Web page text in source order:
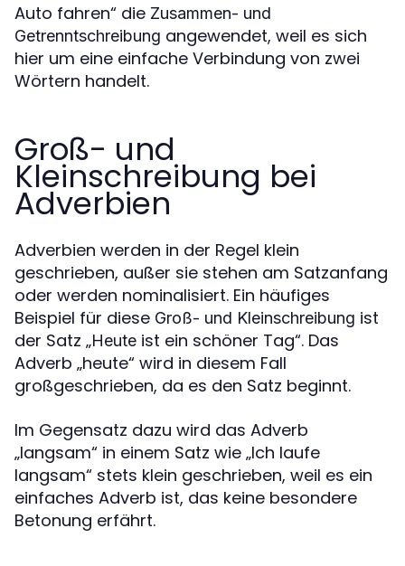
Auto fahren“ die Zusammen- und
Getrenntschreibung angewendet, weil es sich
hier um eine einfache Verbindung von zwei
Wörtern handelt.
Groß- und
Kleinschreibung bei
Adverbien
Adverbien werden in der Regel klein
geschrieben, außer sie stehen am Satzanfang
oder werden nominalisiert. Ein häufiges
Beispiel für diese Groß- und Kleinschreibung ist
der Satz „Heute ist ein schöner Tag“. Das
Adverb „heute“ wird in diesem Fall
großgeschrieben, da es den Satz beginnt.
Im Gegensatz dazu wird das Adverb
„langsam“ in einem Satz wie „Ich laufe
langsam“ stets klein geschrieben, weil es ein
einfaches Adverb ist, das keine besondere
Betonung erfährt.